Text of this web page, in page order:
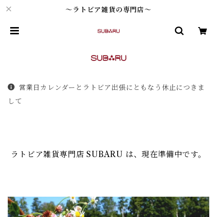
～ラトビア雑貨の専門店～
営業日カレンダーとラトビア出張にともなう休止につきま
して
ラトビア雑貨専門店 SUBARU は、現在準備中です。